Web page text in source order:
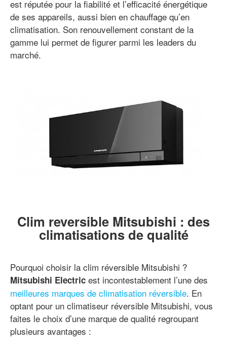
est réputée pour la fiabilité et l’efficacité énergétique
de ses appareils, aussi bien en chauffage qu’en
climatisation. Son renouvellement constant de la
gamme lui permet de figurer parmi les leaders du
marché.
Clim reversible Mitsubishi : des
climatisations de qualité
Pourquoi choisir la clim réversible Mitsubishi ?
Mitsubishi Electric est incontestablement l’une des
meilleures marques de climatisation réversible. En
optant pour un climatiseur réversible Mitsubishi, vous
faites le choix d’une marque de qualité regroupant
plusieurs avantages :